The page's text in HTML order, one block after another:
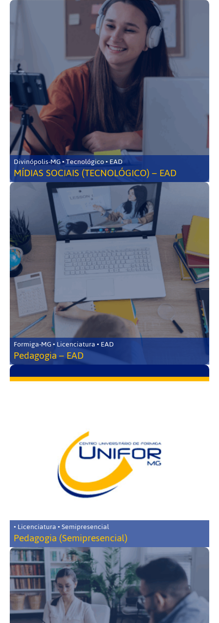
Divinópolis-MG • Tecnológico • EAD
MÍDIAS SOCIAIS (TECNOLÓGICO) – EAD
Formiga-MG • Licenciatura • EAD
Pedagogia – EAD
• Licenciatura • Semipresencial
Pedagogia (Semipresencial)